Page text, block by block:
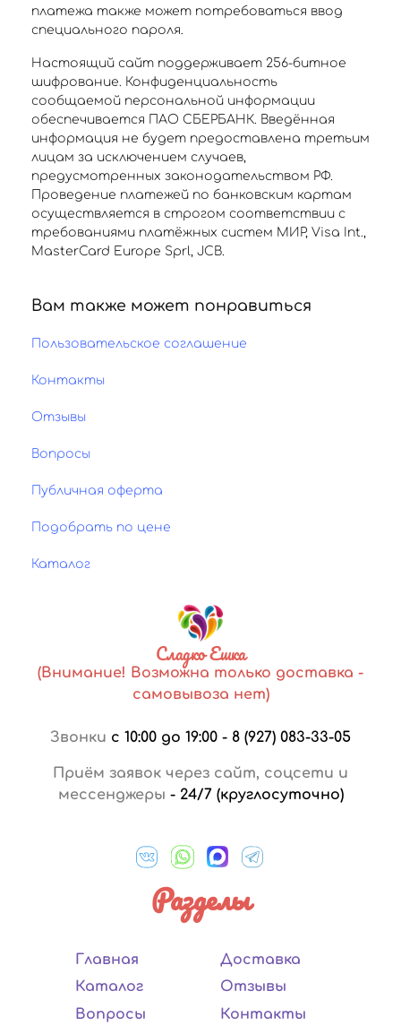
платежа также может потребоваться ввод
специального пароля.
Настоящий сайт поддерживает 256-битное
шифрование. Конфиденциальность
сообщаемой персональной информации
обеспечивается ПАО СБЕРБАНК. Введённая
информация не будет предоставлена третьим
лицам за исключением случаев,
предусмотренных законодательством РФ.
Проведение платежей по банковским картам
осуществляется в строгом соответствии с
требованиями платёжных систем МИР, Visa Int.,
MasterCard Europe Sprl, JCB.
Вам также может понравиться
Пользовательское соглашение
Контакты
Отзывы
Вопросы
Публичная оферта
Подобрать по цене
Каталог
Сладко Ешка
(Внимание! Возможна только доставка -
самовывоза нет)
Звонки с 10:00 до 19:00 - 8 (927) 083-33-05
Приём заявок через сайт, соцсети и
мессенджеры - 24/7 (круглосуточно)
Разделы
Главная
Каталог
Вопросы
Доставка
Отзывы
Контакты